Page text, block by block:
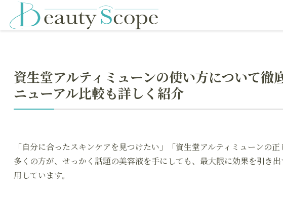
資生堂アルティミューンの使い方について徹
ニューアル比較も詳しく紹介
「自分に合ったスキンケアを見つけたい」「資生堂アルティミューンの
多くの方が、せっかく話題の美容液を手にしても、最大限に効果を引き
用しています。